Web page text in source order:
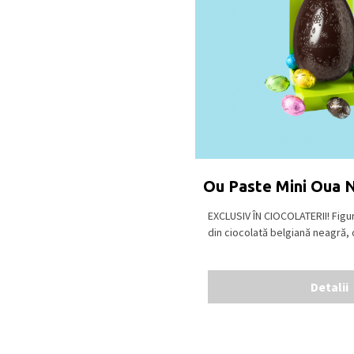
(min. 54% substanță
substanță uscată de
ciocolată albă cu
min. 27% substanță
nuci (fistic, nuci),
și răcoros, la o
Ou Paste Mini Oua
EXCLUSIV ÎN CIOCOLATERII!
din ciocolată belgiană neagră,
Detalii